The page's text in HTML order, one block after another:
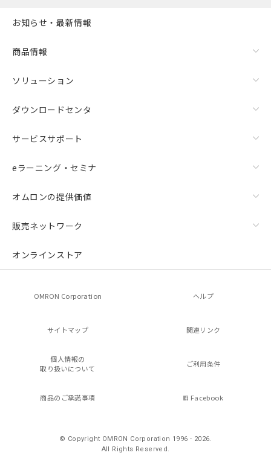
お知らせ・最新情報
商品情報
ソリューション
ダウンロードセンタ
サービスサポート
eラーニング・セミナ
オムロンの提供価値
販売ネットワーク
オンラインストア
OMRON Corporation ヘルプ
サイトマップ 関連リンク
個人情報の
取り扱いについて
ご利用条件
商品のご承諾事項 Facebook
© Copyright OMRON Corporation 1996 - 2026.
All Rights Reserved.